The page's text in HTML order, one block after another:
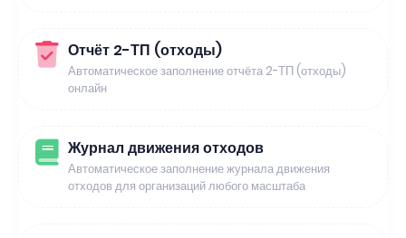
Отчёт 2-ТП (отходы)
Автоматическое заполнение отчёта 2-ТП (отходы)
онлайн
Журнал движения отходов
Автоматическое заполнение журнала движения
отходов для организаций любого масштаба